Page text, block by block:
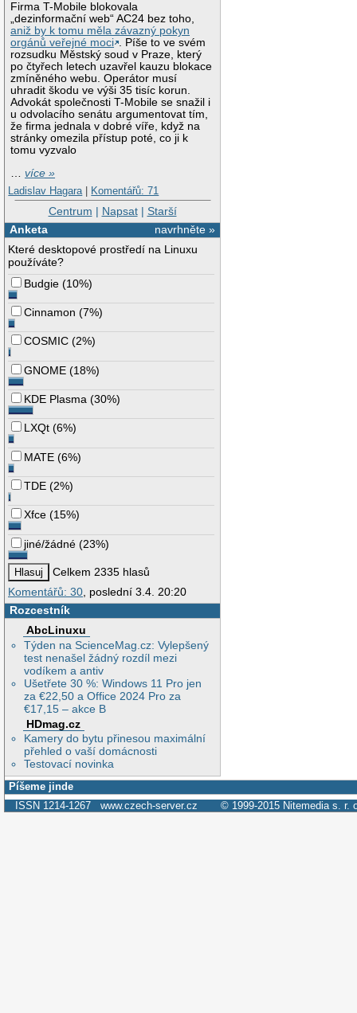
Firma T-Mobile blokovala
„dezinformační web“ AC24 bez toho,
aniž by k tomu měla závazný pokyn
orgánů veřejné moci . Píše to ve svém
rozsudku Městský soud v Praze, který
po čtyřech letech uzavřel kauzu blokace
zmíněného webu. Operátor musí
uhradit škodu ve výši 35 tisíc korun.
Advokát společnosti T-Mobile se snažil i
u odvolacího senátu argumentovat tím,
že firma jednala v dobré víře, když na
stránky omezila přístup poté, co ji k
tomu vyzvalo
…více »
Ladislav Hagara | Komentářů: 71
Centrum | Napsat| Starší
navrhněte »
Anketa
Které desktopové prostředí na Linuxu
používáte?
Budgie (10%)
Cinnamon (7%)
COSMIC (2%)
GNOME (18%)
KDE Plasma (30%)
LXQt (6%)
MATE (6%)
TDE (2%)
Xfce (15%)
jiné/žádné (23%)
Celkem 2335 hlasů
Komentářů: 30, poslední 3.4. 20:20
Rozcestník
AbcLinuxu
Týden na ScienceMag.cz: Vylepšený
test nenašel žádný rozdíl mezi
vodíkem a antiv
Ušetřete 30 %: Windows 11 Pro jen
za €22,50 a Office 2024 Pro za
€17,15 – akce B
HDmag.cz
Kamery do bytu přinesou maximální
přehled o vaší domácnosti
Testovací novinka
Píšeme jinde
ISSN 1214-1267 www.czech-server.cz © 1999-2015 Nitemedia s. r.